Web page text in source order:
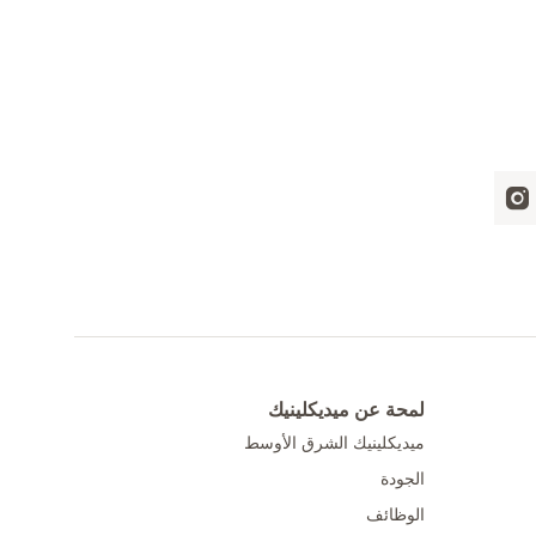
لمحة عن ميديكلينيك
ميديكلينيك الشرق الأوسط
الجودة
الوظائف